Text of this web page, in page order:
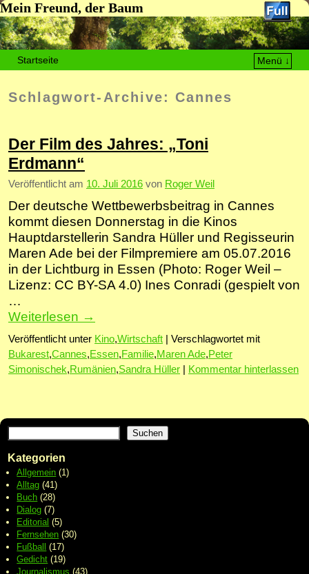
Mein Freund, der Baum
Startseite
Menü ↓
Schlagwort-Archive: Cannes
Der Film des Jahres: „Toni
Erdmann“
Veröffentlicht am 10. Juli 2016 von Roger Weil
Der deutsche Wettbewerbsbeitrag in Cannes
kommt diesen Donnerstag in die Kinos
Hauptdarstellerin Sandra Hüller und Regisseurin
Maren Ade bei der Filmpremiere am 05.07.2016
in der Lichtburg in Essen (Photo: Roger Weil –
Lizenz: CC BY-SA 4.0) Ines Conradi (gespielt von
…
Weiterlesen →
Veröffentlicht unter Kino,Wirtschaft
Verschlagwortet mit
Bukarest,Cannes,Essen,Familie,Maren Ade,Peter
Simonischek,Rumänien,Sandra Hüller Kommentar hinterlassen
Suchen
Kategorien
Allgemein (1)
Alltag (41)
Buch (28)
Dialog (7)
Editorial (5)
Fernsehen (30)
Fußball (17)
Gedicht (19)
Journalismus (43)